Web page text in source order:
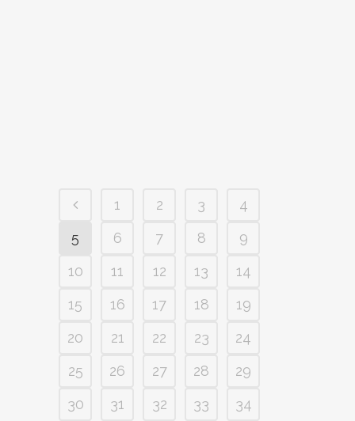
1 2 3
4
5
6 7 8
9
10
11 12 13
14
15
16 17 18
19
20
21 22 23
24
25
26 27 28
29
30
31 32 33
34